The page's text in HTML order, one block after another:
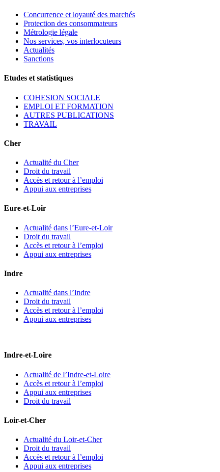
Concurrence et loyauté des marchés
Protection des consommateurs
Métrologie légale
Nos services, vos interlocuteurs
Actualités
Sanctions
Etudes et statistiques
COHESION SOCIALE
EMPLOI ET FORMATION
AUTRES PUBLICATIONS
TRAVAIL
Cher
Actualité du Cher
Droit du travail
Accès et retour à l’emploi
Appui aux entreprises
Eure-et-Loir
Actualité dans l’Eure-et-Loir
Droit du travail
Accès et retour à l’emploi
Appui aux entreprises
Indre
Actualité dans l’Indre
Droit du travail
Accès et retour à l’emploi
Appui aux entreprises
Indre-et-Loire
Actualité de l’Indre-et-Loire
Accès et retour à l’emploi
Appui aux entreprises
Droit du travail
Loir-et-Cher
Actualité du Loir-et-Cher
Droit du travail
Accès et retour à l’emploi
Appui aux entreprises